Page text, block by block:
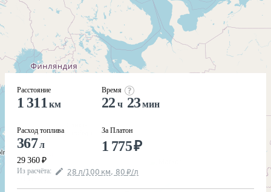
Расстояние
1 311 км
Расход топлива
367л
29 360 ₽
Время
22 ч 23мин
За Платон
1 775₽
Из расчёта: 28 л/100 км, 80 ₽/л